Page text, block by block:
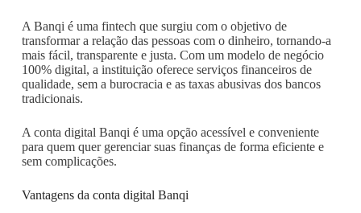
A Banqi é uma fintech que surgiu com o objetivo de
transformar a relação das pessoas com o dinheiro, tornando-a
mais fácil, transparente e justa. Com um modelo de negócio
100% digital, a instituição oferece serviços financeiros de
qualidade, sem a burocracia e as taxas abusivas dos bancos
tradicionais.
A conta digital Banqi é uma opção acessível e conveniente
para quem quer gerenciar suas finanças de forma eficiente e
sem complicações.
Vantagens da conta digital Banqi